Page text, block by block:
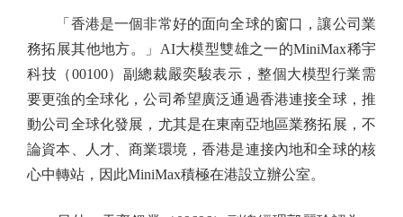
「香港是一個非常好的面向全球的窗口，讓公司業
務拓展其他地方。」AI大模型雙雄之一的MiniMax稀宇
科技（00100）副總裁嚴奕駿表示，整個大模型行業需
要更強的全球化，公司希望廣泛通過香港連接全球，推
動公司全球化發展，尤其是在東南亞地區業務拓展，不
論資本、人才、商業環境，香港是連接內地和全球的核
心中轉站，因此MiniMax積極在港設立辦公室。